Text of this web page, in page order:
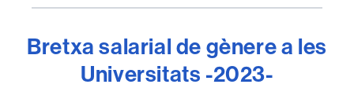
Bretxa salarial de gènere a les
Universitats -2023-